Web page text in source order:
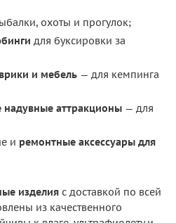
охоты и прогулок;
для буксировки за
и мебель — для кемпинга
аттракционы — для
и ремонтные аксессуары для
изделия с доставкой по всей
из качественного